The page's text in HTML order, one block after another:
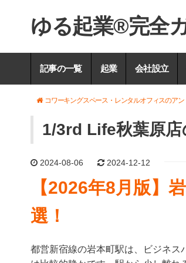
ゆる起業®完全
記事の一覧 起業 会社設立
コワーキングスペース・レンタルオフィスのアン
1/3rd Life秋葉原店
2024-08-06 2024-12-12
【2026年8月版】
選！
都営新宿線の岩本町駅は、ビジネス